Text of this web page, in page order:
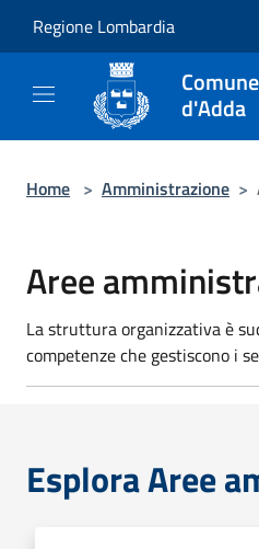
Regione Lombardia
d'Adda
Home > Amministrazione >
Aree
La struttura organizzativa è
competenze che gestiscono i
Esplora Aree